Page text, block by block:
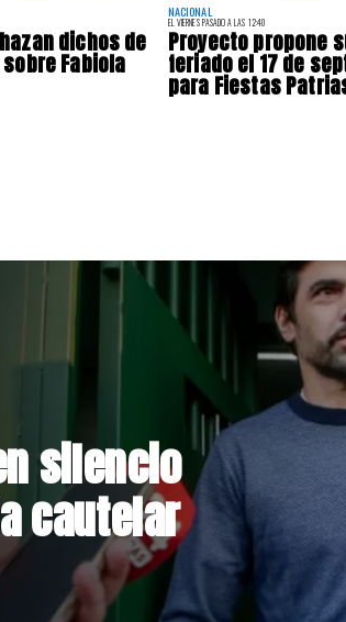
dichos de
Fabiola
NACIONAL
EL VIERNES PASADO A LAS 12:40
Proyecto propone
feriado el 17 de
para Fiestas
reinicio